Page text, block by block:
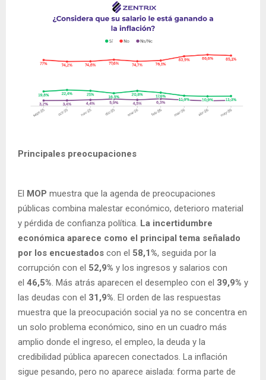
Principales preocupaciones
El MOP muestra que la agenda de preocupaciones
públicas combina malestar económico, deterioro material
y pérdida de confianza política. La incertidumbre
económica aparece como el principal tema señalado
por los encuestados con el 58,1%, seguida por la
corrupción con el 52,9% y los ingresos y salarios con
el 46,5%. Más atrás aparecen el desempleo con el 39,9% y
las deudas con el 31,9%. El orden de las respuestas
muestra que la preocupación social ya no se concentra en
un solo problema económico, sino en un cuadro más
amplio donde el ingreso, el empleo, la deuda y la
credibilidad pública aparecen conectados. La inflación
sigue pesando, pero no aparece aislada: forma parte de